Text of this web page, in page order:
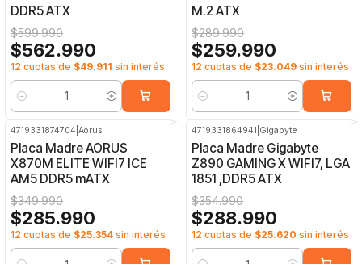
DDR5 ATX
$599.990
$562.990
12 cuotas de $49.911 sin interés
Cantidad
M.2 ATX
$289.990
$259.990
12 cuotas de $23.049 sin interés
Cantidad
4719331874704 |Aorus
Placa Madre AORUS
X870M ELITE WIFI7 ICE
AM5 DDR5 mATX
$349.990
$285.990
12 cuotas de $25.354 sin interés
4719331864941 Gigabyte
Placa Madre Gigabyte
Z890 GAMING X WIFI7, LGA
1851 ,DDR5 ATX
$354.990
$288.990
12 cuotas de $25.620 sin interés